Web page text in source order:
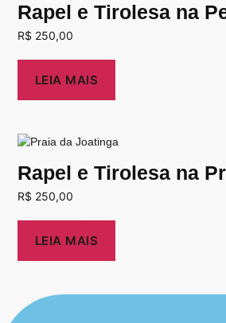
Rapel e Tirolesa na
R$ 250,00
LEIA MAIS
Rapel e Tirolesa na
R$ 250,00
LEIA MAIS